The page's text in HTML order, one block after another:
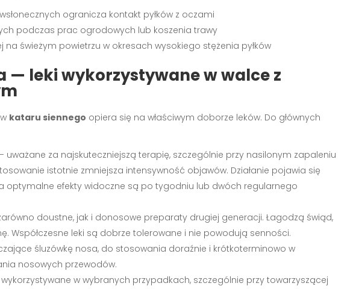
ogranicza kontakt pyłków z oczami
podczas prac ogrodowych lub koszenia trawy
na świeżym powietrzu w okresach wysokiego stężenia pyłków
— leki wykorzystywane w walce z
kataru siennego opiera się na właściwym doborze leków. Do głównych
za najskuteczniejszą terapię, szczególnie przy nasilonym zapaleniu
istotnie zmniejsza intensywność objawów. Działanie pojawia się
optymalne efekty widoczne są po tygodniu lub dwóch regularnego
doustne, jak i donosowe preparaty drugiej generacji. Łagodzą świąd,
Współczesne leki są dobrze tolerowane i nie powodują senności.
śluzówkę nosa, do stosowania doraźnie i krótkoterminowo w
nosowych przewodów.
w wybranych przypadkach, szczególnie przy towarzyszącej